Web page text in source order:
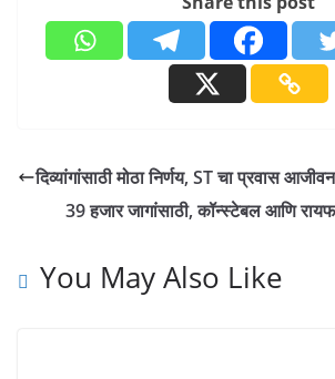
दिव्यांगांसाठी मोठा निर्णय, ST चा प्रवास
39 हजार जागांसाठी, कॉन्स्टेबल आणि
You May Also Like